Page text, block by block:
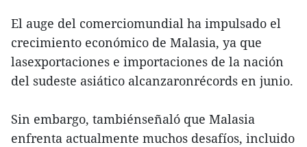
El auge del comerciomundial ha impulsado el
crecimiento económico de Malasia, ya que
lasexportaciones e importaciones de la nación
del sudeste asiático alcanzaronrécords en junio.
Sin embargo, tambiénseñaló que Malasia
enfrenta actualmente muchos desafíos, incluido